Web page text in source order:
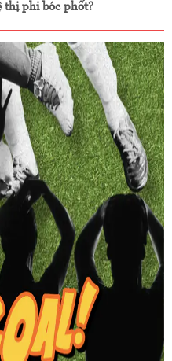
thị phi bóc phốt?